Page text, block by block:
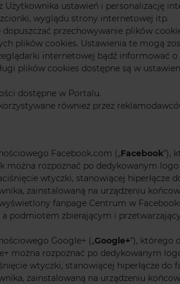
ustawień i personalizację
wyglądu strony internetowej itp.
przechowywanie plików
plików cookies. Ustawienia te mogą
internetowej bądź informować
plików cookies dostępne są w
dostępne w Portalu.
również przez
Facebook.com („Facebook”),
można rozpoznać po dedykowanym
wtyczki, stanowiącej hiperłącze
zainstalowaną na urządzeniu
fanpage Centrum w
podmiotem zbierającym i
Google+ („Google+”), którego
można rozpoznać po dedykowanym
wtyczki, stanowiącej hiperłącze do
zainstalowaną na urządzeniu